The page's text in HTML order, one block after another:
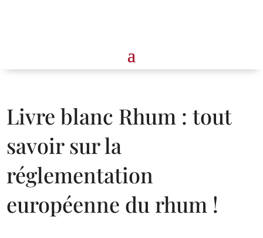
Livre blanc Rhum : tout
savoir sur la
réglementation
européenne du rhum !